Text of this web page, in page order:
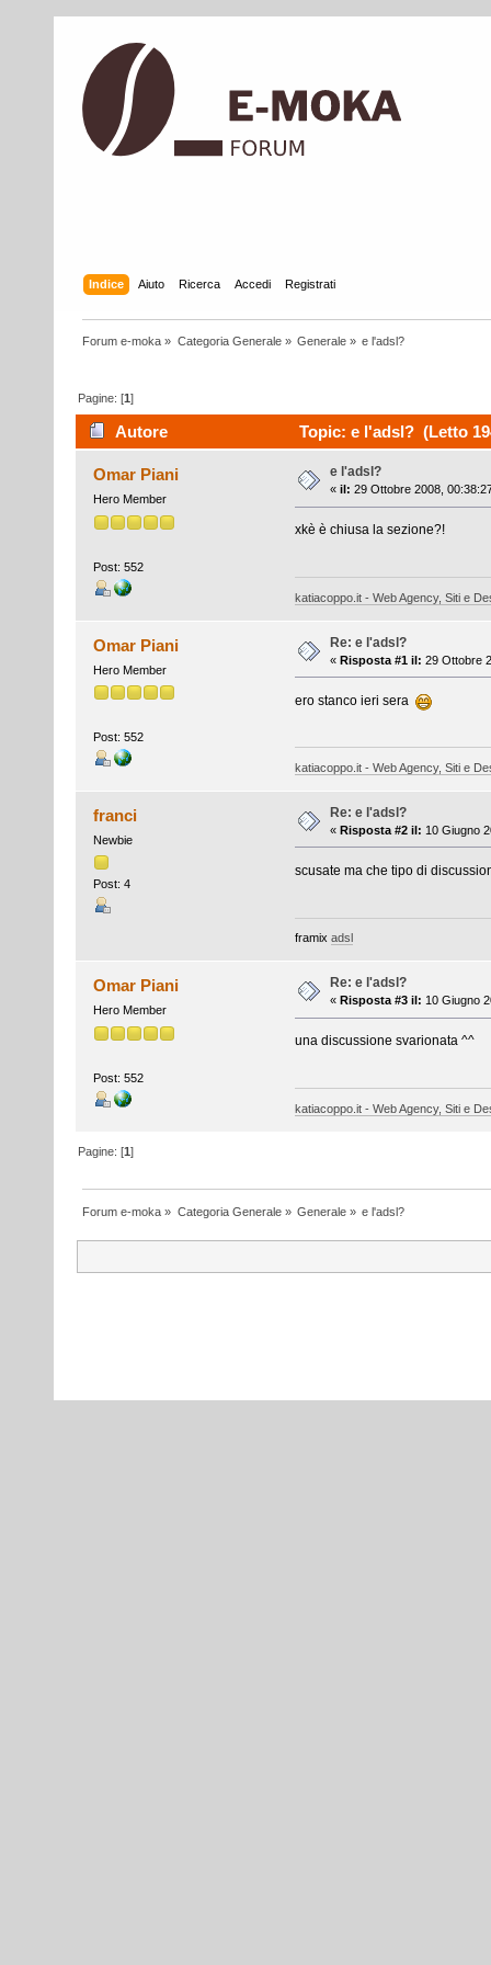
Indice Aiuto Ricerca Accedi Registrati
Forum e-moka » Categoria Generale» Generale» e l'adsl?
Pagine: [1]
Autore Topic: e l'adsl? (Letto
Omar Piani
Hero Member
Post: 552
e l'adsl?
« il: 29 Ottobre 2008,
xkè è chiusa la sezione?!
katiacoppo.it - Web Agency, Siti e
Omar Piani
Hero Member
Post: 552
Re: e l'adsl?
« Risposta #1 il: 29 Ottobre
ero stanco ieri sera
katiacoppo.it - Web Agency, Siti e
franci
Newbie
Post: 4
Re: e l'adsl?
« Risposta #2 il: 10 Giugno
scusate ma che tipo di
framix adsl
Omar Piani
Hero Member
Post: 552
Re: e l'adsl?
« Risposta #3 il: 10 Giugno
una discussione svarionata ^^
katiacoppo.it - Web Agency, Siti e
Pagine: [1]
Forum e-moka » Categoria Generale» Generale» e l'adsl?